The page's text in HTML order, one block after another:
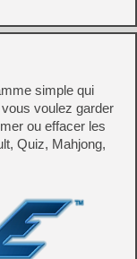
simple qui
voulez garder
ou effacer les
Quiz, Mahjong,